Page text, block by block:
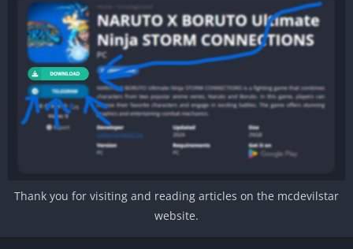
Thank you for visiting and reading articles on the mcdevilstar
website.